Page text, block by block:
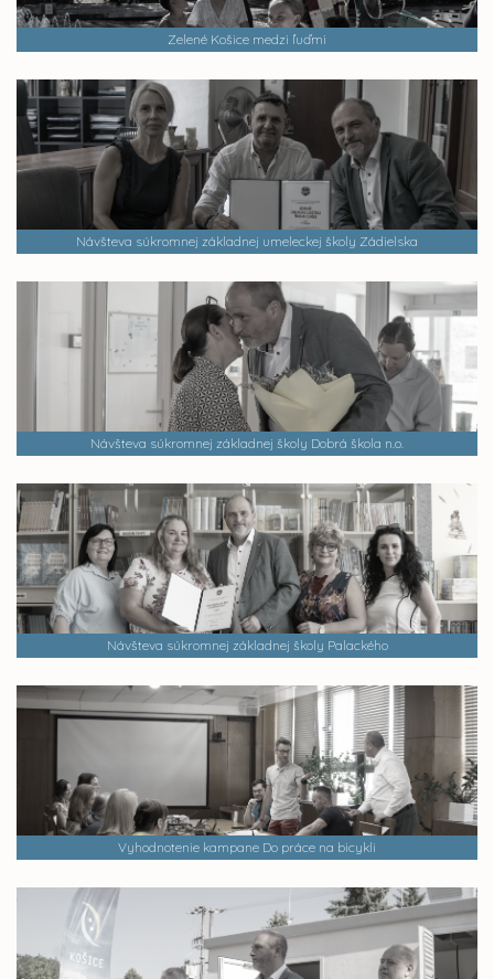
Zelené Košice medzi ľuďmi
Návšteva súkromnej základnej umeleckej školy Zádielska
Návšteva súkromnej základnej školy Dobrá škola n.o.
Návšteva súkromnej základnej školy Palackého
Vyhodnotenie kampane Do práce na bicykli